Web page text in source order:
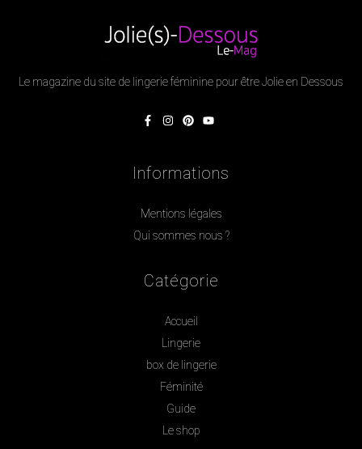
Le magazine du site de lingerie féminine pour être Jolie en Dessous
Informations
Mentions légales
Qui sommes nous ?
Catégorie
Accueil
Lingerie
box de lingerie
Féminité
Guide
Le shop